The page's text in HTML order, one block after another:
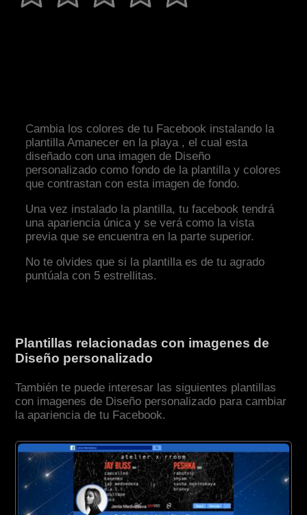
Cambia los colores de tu Facebook instalando la
plantilla Amanecer en la playa , el cual esta
diseñado con una imagen de Diseño
personalizado como fondo de la plantilla y colores
que contrastan con esta imagen de fondo.
Una vez instalado la plantilla, tu facebook tendrá
una apariencia única y se verá como la vista
previa que se encuentra en la parte superior.
No te olvides que si la plantilla es de tu agrado
puntúala con 5 estrellitas.
Plantillas relacionadas con imagenes de
Diseño personalizado
También te puede interesar las siguientes plantillas
con imagenes de Diseño personalizado para cambiar
la apariencia de tu Facebook.